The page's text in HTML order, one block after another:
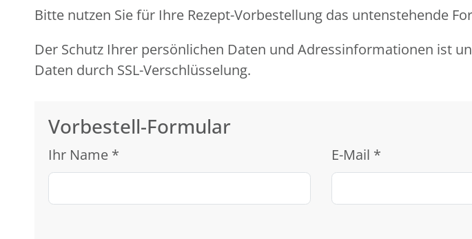
Bitte nutzen Sie für Ihre Rezept-Vorbestellung das untenstehende
Der Schutz Ihrer persönlichen Daten und Adressinformationen ist
Daten durch SSL-Verschlüsselung.
Vorbestell-Formular
Ihr Name * E-Mail *